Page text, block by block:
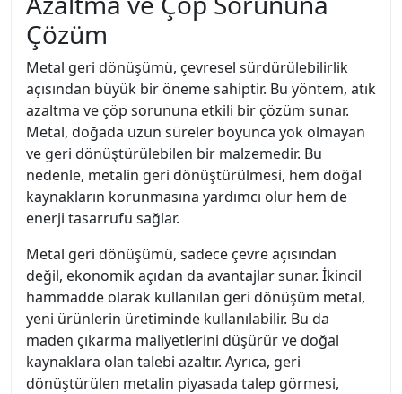
Çözüm
Metal geri dönüşümü, çevresel sürdürülebilirlik
açısından büyük bir öneme sahiptir. Bu yöntem, atık
azaltma ve çöp sorununa etkili bir çözüm sunar.
Metal, doğada uzun süreler boyunca yok olmayan
ve geri dönüştürülebilen bir malzemedir. Bu
nedenle, metalin geri dönüştürülmesi, hem doğal
kaynakların korunmasına yardımcı olur hem de
enerji tasarrufu sağlar.
Metal geri dönüşümü, sadece çevre açısından
değil, ekonomik açıdan da avantajlar sunar. İkincil
hammadde olarak kullanılan geri dönüşüm metal,
yeni ürünlerin üretiminde kullanılabilir. Bu da
maden çıkarma maliyetlerini düşürür ve doğal
kaynaklara olan talebi azaltır. Ayrıca, geri
dönüştürülen metalin piyasada talep görmesi,